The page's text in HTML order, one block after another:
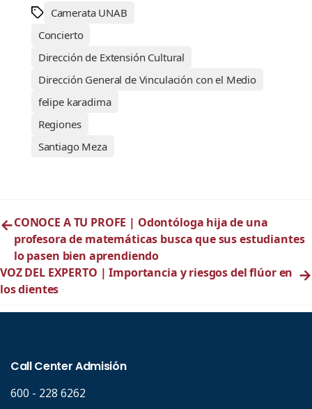
Camerata UNAB
Concierto
Dirección de Extensión Cultural
Dirección General de Vinculación con el Medio
felipe karadima
Regiones
Santiago Meza
←CONOCE A TU PROFE | Odontóloga hija de una
profesora de matemáticas busca que sus estudiantes
lo pasen bien aprendiendo
VOZ DEL EXPERTO | Importancia y riesgos del flúor en
los dientes
→